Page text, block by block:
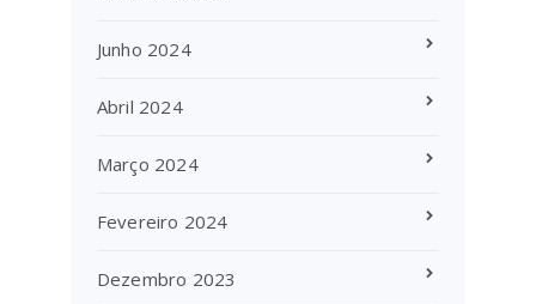
Junho 2024
Abril 2024
Março 2024
Fevereiro 2024
Dezembro 2023